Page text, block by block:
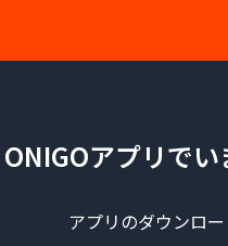
ONIGOアプリで
アプリのダウンロ